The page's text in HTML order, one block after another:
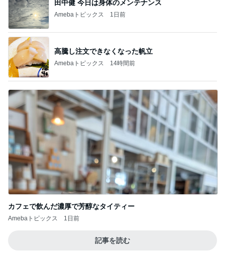
田中健 今日は身体のメンテナンス
Amebaトピックス 1日前
高騰し注文できなくなった帆立
Amebaトピックス 14時間前
カフェで飲んだ濃厚で芳醇なタイティー
Amebaトピックス 1日前
記事を読む